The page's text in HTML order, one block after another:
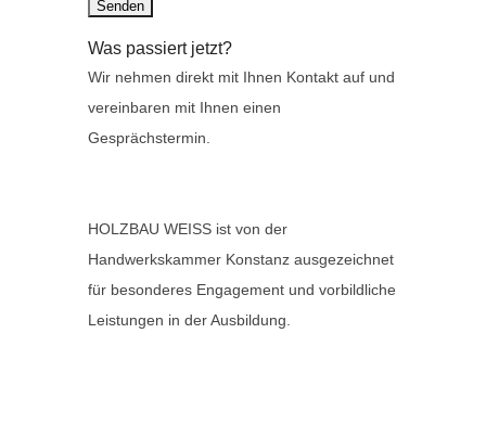
Was passiert jetzt?
Wir nehmen direkt mit Ihnen Kontakt auf und
vereinbaren mit Ihnen einen
Gesprächstermin.
HOLZBAU WEISS ist von der
Handwerkskammer Konstanz ausgezeichnet
für besonderes Engagement und vorbildliche
Leistungen in der Ausbildung.